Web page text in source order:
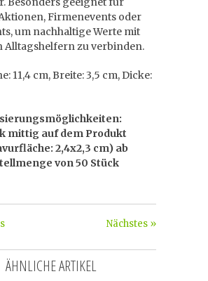
Firmenevents oder
um nachhaltige Werte mit
Alltagshelfern zu verbinden.
11,4 cm, Breite: 3,5 cm, Dicke:
mittig auf dem Produkt
2,4x2,3 cm) ab
von 50 Stück
Nächstes »
ÄHNLICHE ARTIKEL